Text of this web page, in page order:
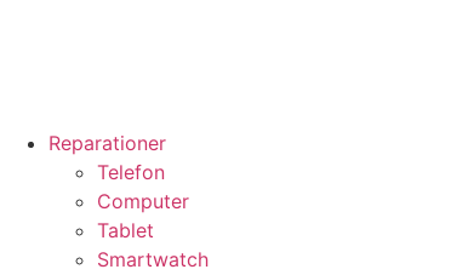
Reparationer
Telefon
Computer
Tablet
Smartwatch